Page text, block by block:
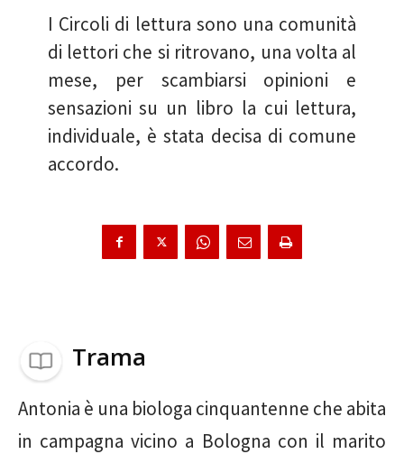
I Circoli di lettura sono una comunità
di lettori che si ritrovano, una volta al
mese, per scambiarsi opinioni e
sensazioni su un libro la cui lettura,
individuale, è stata decisa di comune
accordo.
Trama
Antonia è una biologa cinquantenne che abita
in campagna vicino a Bologna con il marito